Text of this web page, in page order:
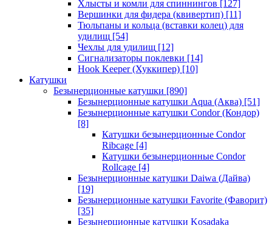
Хлысты и комли для спиннингов [127]
Вершинки для фидера (квивертип) [11]
Тюльпаны и кольца (вставки колец) для
удилищ [54]
Чехлы для удилищ [12]
Сигнализаторы поклевки [14]
Hook Keeper (Хуккипер) [10]
Катушки
Безынерционные катушки [890]
Безынерционные катушки Aqua (Аква) [51]
Безынерционные катушки Condor (Кондор)
[8]
Катушки безынерционные Condor
Ribcage [4]
Катушки безынерционные Condor
Rollcage [4]
Безынерционные катушки Daiwa (Дайва)
[19]
Безынерционные катушки Favorite (Фаворит)
[35]
Безынерционные катушки Kosadaka